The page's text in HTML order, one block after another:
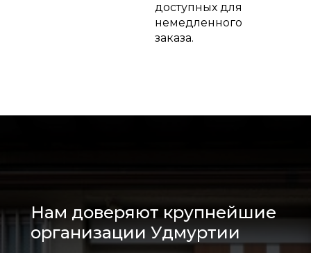
доступных для
немедленного
заказа.
Нам доверяют крупнейшие
организации Удмуртии